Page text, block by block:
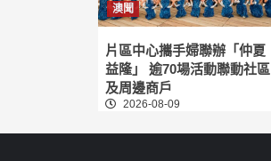
澳聞
片區中心攜手婦聯辦「仲夏
益隆」 逾70場活動聯動社區
及周邊商戶
2026-08-09